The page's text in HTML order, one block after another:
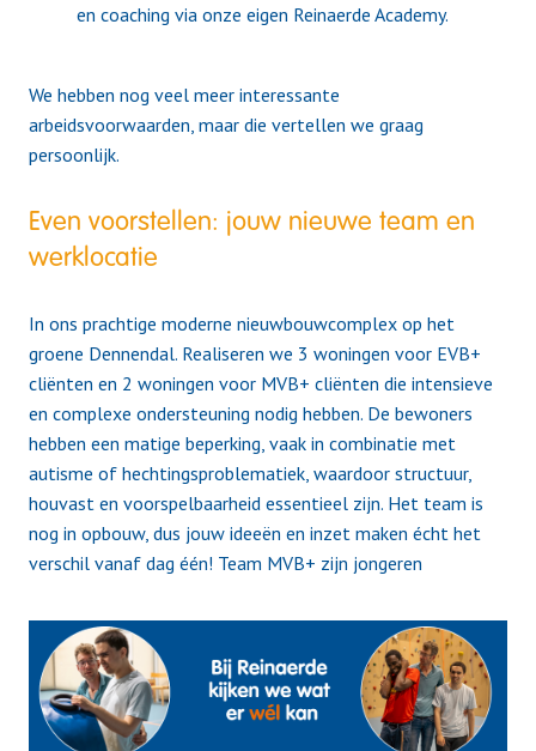
en coaching via onze eigen Reinaerde Academy.
We hebben nog veel meer interessante
arbeidsvoorwaarden, maar die vertellen we graag
persoonlijk.
Even voorstellen: jouw nieuwe team en
werklocatie
In ons prachtige moderne nieuwbouwcomplex op het
groene Dennendal. Realiseren we 3 woningen voor EVB+
cliënten en 2 woningen voor MVB+ cliënten die intensieve
en complexe ondersteuning nodig hebben. De bewoners
hebben een matige beperking, vaak in combinatie met
autisme of hechtingsproblematiek, waardoor structuur,
houvast en voorspelbaarheid essentieel zijn. Het team is
nog in opbouw, dus jouw ideeën en inzet maken écht het
verschil vanaf dag één! Team MVB+ zijn jongeren